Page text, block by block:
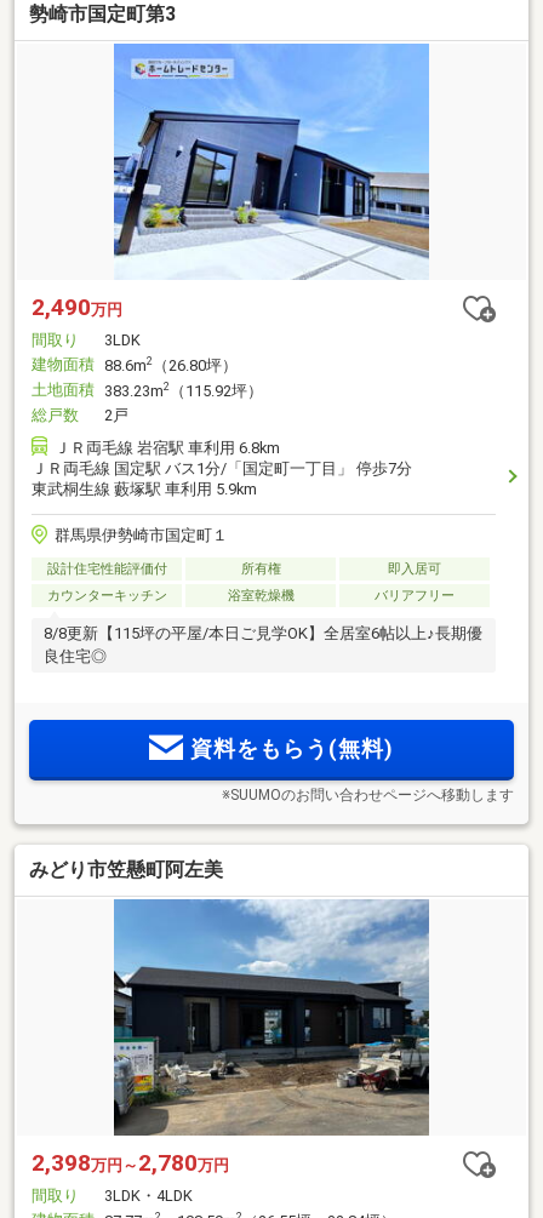
勢崎市国定町第3
2,490万円
間取り
3LDK
建物面積 88.6m2
（26.80坪）
土地面積 383.23m2
（115.92坪）
総戸数
2戸
ＪＲ両毛線 岩宿駅 車利用 6.8km
ＪＲ両毛線 国定駅 バス1分/「国定町一丁目」 停歩7分
東武桐生線 藪塚駅 車利用 5.9km
群馬県伊勢崎市国定町１
設計住宅性能評価付 所有権
即入居可
カウンターキッチン
浴室乾燥機 バリアフリー
8/8更新【115坪の平屋/本日ご見学OK】全居室6帖以上♪長期優
良住宅◎
資料をもらう(無料)
※SUUMOのお問い合わせページへ移動します
みどり市笠懸町阿左美
2,398万円～ 2,780万円
間取り
3LDK・4LDK